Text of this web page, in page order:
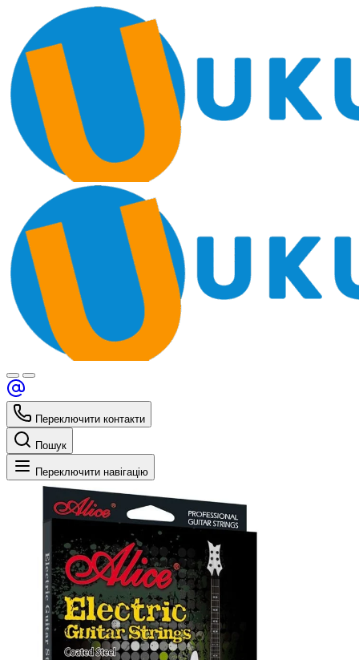
Переключити контакти
Пошук
Переключити навігацію